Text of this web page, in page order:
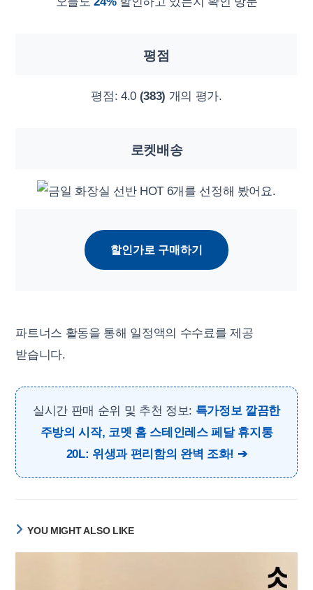
평점
평점: 4.0 (383) 개의 평가.
로켓배송
할인가로 구매하기
파트너스 활동을 통해 일정액의 수수료를 제공
받습니다.
실시간 판매 순위 및 추천 정보: 특가정보 깔끔한
주방의 시작, 코멧 홈 스테인레스 페달 휴지통
20L: 위생과 편리함의 완벽 조화!
YOU MIGHT ALSO LIKE